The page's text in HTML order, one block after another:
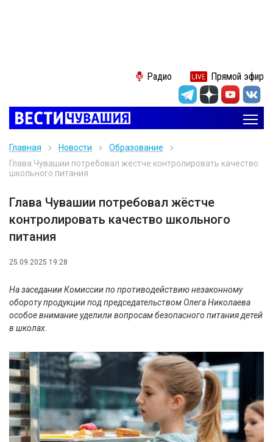
Радио Прямой эфир
Главная Новости
Образование
Глава Чувашии потребовал жёстче контролировать качество
школьного питания
Глава Чувашии потребовал жёстче
контролировать качество школьного
питания
25.09.2025 19:28
На заседании Комиссии по противодействию незаконному
обороту продукции под председательством Олега Николаева
особое внимание уделили вопросам безопасного питания детей
в школах.